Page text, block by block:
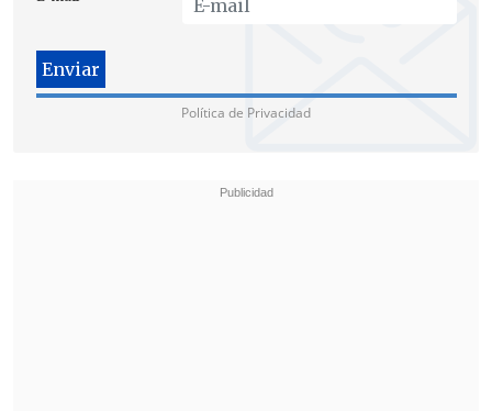
Política de Privacidad